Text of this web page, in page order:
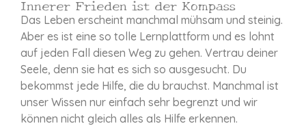
Innerer Frieden ist der Kompass
Das Leben erscheint manchmal mühsam und steinig.
Aber es ist eine so tolle Lernplattform und es lohnt
auf jeden Fall diesen Weg zu gehen. Vertrau deiner
Seele, denn sie hat es sich so ausgesucht. Du
bekommst jede Hilfe, die du brauchst. Manchmal ist
unser Wissen nur einfach sehr begrenzt und wir
können nicht gleich alles als Hilfe erkennen.